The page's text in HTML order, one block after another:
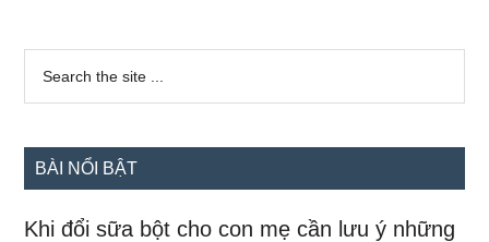
Sidebar
chính
...
BÀI NỔI BẬT
Khi đổi sữa bột cho con mẹ cần lưu ý những